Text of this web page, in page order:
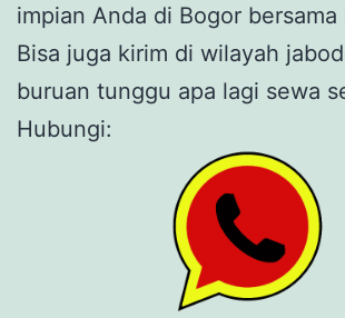
impian Anda di Bogor bersama
Bisa juga kirim di wilayah
buruan tunggu apa lagi sewa
Hubungi: